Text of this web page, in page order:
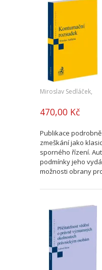
Miroslav Sedláček,
470,00 Kč
Publikace
zmeškání jako
sporného řízení.
podmínky jeho
možnosti obrany